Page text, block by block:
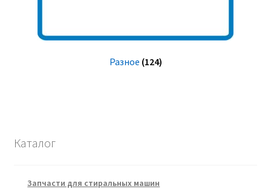
Разное (124)
Каталог
Запчасти для стиральных машин